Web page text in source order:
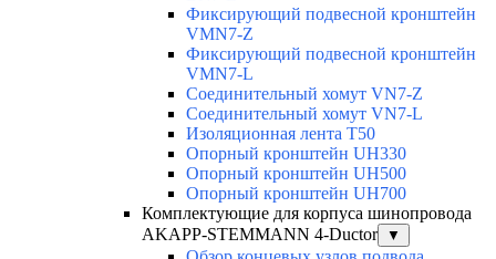
Фиксирующий подвесной кронштейн
VMN7-Z
Фиксирующий подвесной кронштейн
VMN7-L
Соединительный хомут VN7-Z
Соединительный хомут VN7-L
Изоляционная лента T50
Опорный кронштейн UH330
Опорный кронштейн UH500
Опорный кронштейн UH700
Комплектующие для корпуса шинопровода
AKAPP-STEMMANN 4-Ductor
▼